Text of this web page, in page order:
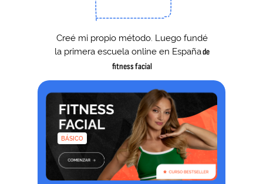
Creé mi propio método. Luego fundé
la primera escuela online en Españade
fitness facial
BÁSICO